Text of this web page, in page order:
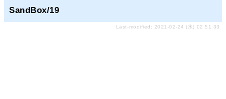
SandBox/19
Last-modified: 2021-02-24 (水) 02:51:33